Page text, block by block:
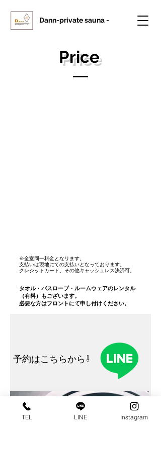
Dann-private sauna -
Price
※全室同一料金となリます。
支払いは現地にての支払いとなっております。
​クレジットカード、その他キャッシュレス決済可。
​タオル・バスローブ・ルームウェアのレンタル
（有料）もございます。
​必要な方はフロントにて申し付けください。
​予約はこちらから⇩
TEL LINE Instagram